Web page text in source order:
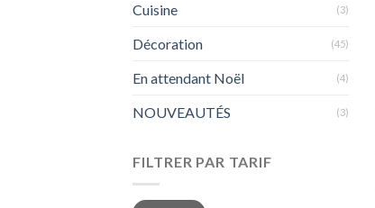
Cuisine (3)
Décoration (45)
En attendant Noël (4)
NOUVEAUTÉS (3)
FILTRER PAR TARIF